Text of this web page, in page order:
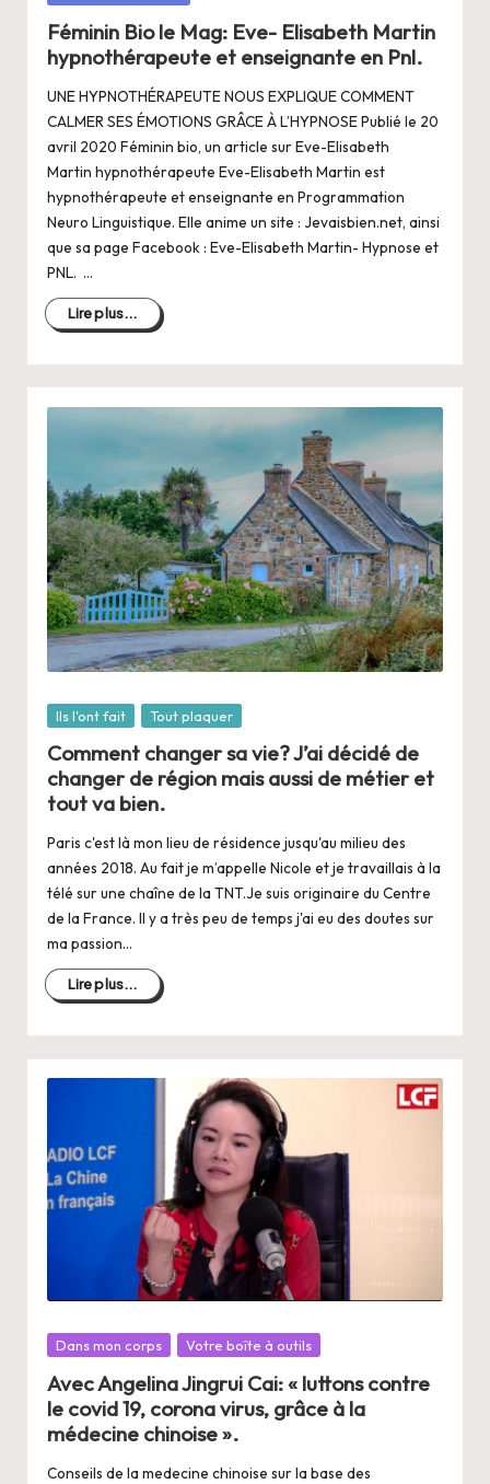
n
g
e
r
s
a
V
ie
Féminin Bio le Mag: Eve- Elisabeth Martin
hypnothérapeute et enseignante en Pnl.
UNE HYPNOTHÉRAPEUTE NOUS EXPLIQUE COMMENT
CALMER SES ÉMOTIONS GRÂCE À L’HYPNOSE Publié le 20
avril 2020 Féminin bio, un article sur Eve-Elisabeth
Martin hypnothérapeute Eve-Elisabeth Martin est
hypnothérapeute et enseignante en Programmation
Neuro Linguistique. Elle anime un site : Jevaisbien.net, ainsi
que sa page Facebook : Eve-Elisabeth Martin- Hypnose et
PNL. …
Lire plus...
Posté
Ils l'ont fait Tout plaquer
Comment changer sa vie? J’ai décidé de
changer de région mais aussi de métier et
tout va bien.
Paris c'est là mon lieu de résidence jusqu'au milieu des
années 2018. Au fait je m’appelle Nicole et je travaillais à la
télé sur une chaîne de la TNT.Je suis originaire du Centre
de la France. Il y a très peu de temps j'ai eu des doutes sur
ma passion…
Lire plus...
Posté
Dans mon corps Votre boîte à outils
Avec Angelina Jingrui Cai: « luttons contre
le covid 19, corona virus, grâce à la
médecine chinoise ».
Conseils de la medecine chinoise sur la base des